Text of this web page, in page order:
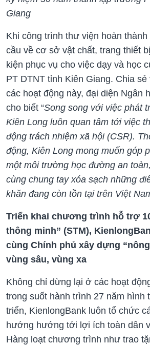
Giang
Khi công trình thư viện hoàn
cầu về cơ sở vật chất, trang thiết
kiện phục vụ cho việc dạy và học
PT DTNT tỉnh Kiên Giang. Chia
các hoạt động này, đại diện Ngân
cho biết “Song song với việc phát
Kiên Long luôn quan tâm tới việc
động trách nhiệm xã hội (CSR).
động, Kiên Long mong muốn góp
một môi trường học đường an
cùng chung tay xóa sạch những
khăn đang còn tồn tại trên Việt
Triển khai chương trình hỗ trợ
thông minh” (STM),
cùng Chính phủ xây dựng
vùng sâu, vùng xa
Không chỉ dừng lại ở các hoạt
trong suốt hành trình 27 năm hình
triển, KienlongBank luôn tổ chức
hướng hướng tới lợi ích toàn dân
Hàng loạt chương trình như trao